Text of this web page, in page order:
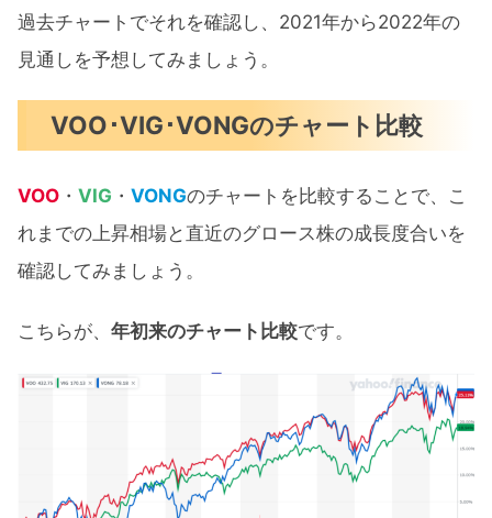
過去チャートでそれを確認し、2021年から2022年の
見通しを予想してみましょう。
VOO･VIG･VONGのチャート比較
VOO ・ VIG ・ VONGのチャートを比較することで、こ
れまでの上昇相場と直近のグロース株の成長度合いを
確認してみましょう。
こちらが、 年初来のチャート比較です。